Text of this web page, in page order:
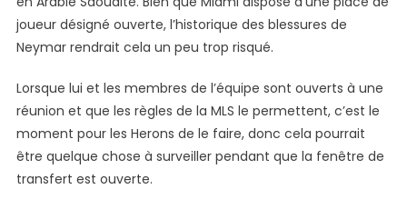
joueur désigné ouverte, l’historique des blessures de
Neymar rendrait cela un peu trop risqué.
Lorsque lui et les membres de l’équipe sont ouverts à une
réunion et que les règles de la MLS le permettent, c’est le
moment pour les Herons de le faire, donc cela pourrait
être quelque chose à surveiller pendant que la fenêtre de
transfert est ouverte.